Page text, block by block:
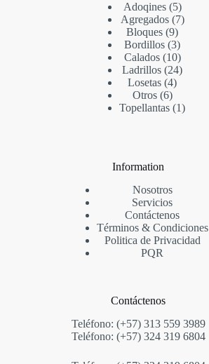
Adoqines 5
Agregados 7
Bloques 9
Bordillos 3
Calados 10
Ladrillos 24
Losetas 4
Otros 6
Topellantas 1
Information
Nosotros
Servicios
Contáctenos
Términos & Condiciones
Politica de Privacidad
PQR
Contáctenos
Teléfono: (+57) 313 559 3989
Teléfono: (+57) 324 319 6804